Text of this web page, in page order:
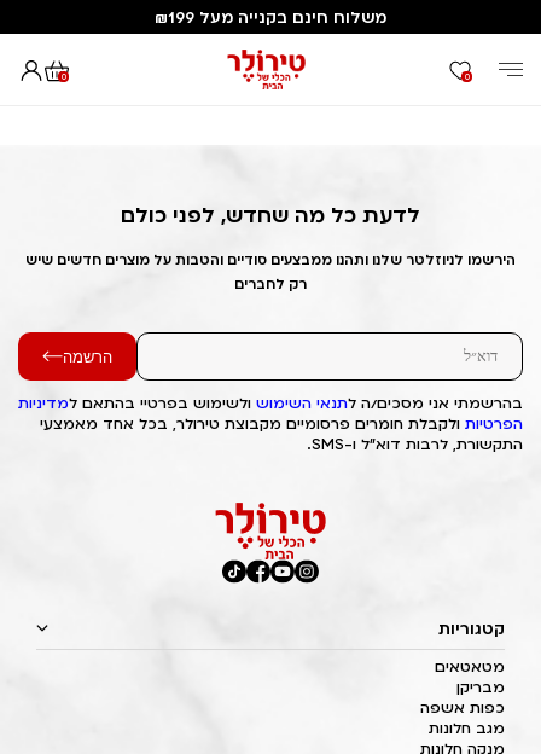
משלוח חינם בקנייה מעל ₪199
0 0
דף הבית Out of Stock Alert 2025/08/07 1754579593
לדעת כל מה שחדש, לפני כולם
הירשמו לניוזלטר שלנו ותהנו ממבצעים סודיים והטבות על מוצרים חדשים שיש
רק לחברים
הרשמה
בהרשמתי אני מסכים/ה לתנאי השימוש ולשימוש בפרטיי בהתאם למדיניות
הפרטיות ולקבלת חומרים פרסומיים מקבוצת טירולר, בכל אחד מאמצעי
התקשורת, לרבות דוא"ל ו-SMS.
קטגוריות
מטאטאים
מבריקן
כפות אשפה
מגב חלונות
מנקה חלונות